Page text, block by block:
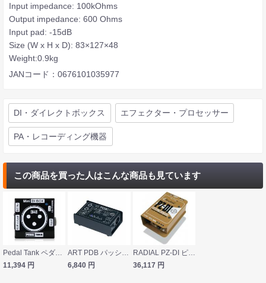
Input impedance: 100kOhms
Output impedance: 600 Ohms
Input pad: -15dB
Size (W x H x D): 83×127×48
Weight:0.9kg
JANコード：0676101035977
DI・ダイレクトボックス エフェクター・プロセッサー
PA・レコーディング機器
この商品を買った人はこんな商品も見ています
11,394 円
6,840 円
RADIAL PZ-DI ピエゾピックアップ用 DIボックス
36,117 円